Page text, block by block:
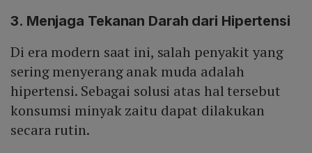
3. Menjaga Tekanan Darah dari Hipertensi
Di era modern saat ini, salah penyakit yang
sering menyerang anak muda adalah
hipertensi. Sebagai solusi atas hal tersebut
konsumsi minyak zaitu dapat dilakukan
secara rutin.